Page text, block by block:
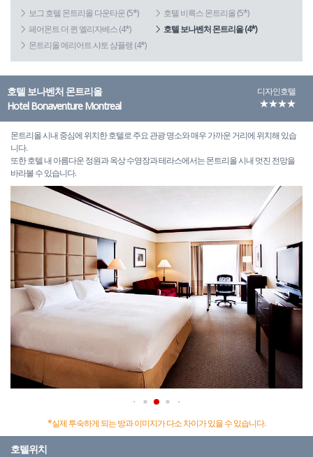
보그 호텔 몬트리올 다운타운 (5*)
호텔 비륵스 몬트리올 (5*)
페어몬트 더 퀸 엘리자베스 (4*)
호텔 보나벤처 몬트리올 (4*)
몬트리올 메리어트 샤토 샴플랭 (4*)
호텔 보나벤처 몬트리올
Hotel Bonaventure Montreal
디자인호텔
★★★★
몬트리올 시내 중심에 위치한 호텔로 주요 관광 명소와 매우 가까운 거리에 위치해 있습
니다.
또한 호텔 내 아름다운 정원과 옥상 수영장과 테라스에서는 몬트리올 시내 멋진 전망을
바라볼 수 있습니다.
*실제 투숙하게 되는 방과 이미지가 다소 차이가 있을 수 있습니다.
호텔위치